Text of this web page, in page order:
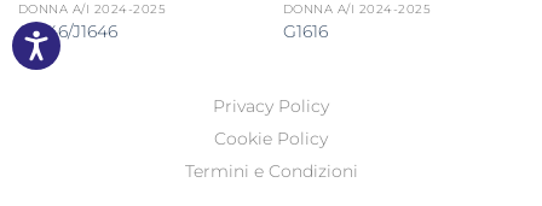
DONNA A/I 2024-2025
G1646/J1646
DONNA A/I 2024-2025
G1616
Privacy Policy
Cookie Policy
Termini e Condizioni